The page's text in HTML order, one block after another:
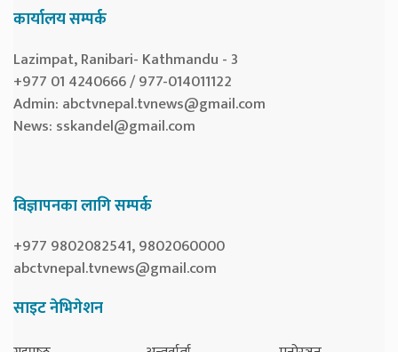
कार्यालय सम्पर्क
Lazimpat, Ranibari- Kathmandu - 3
+977 01 4240666 / 977-014011122
Admin: abctvnepal.tvnews@gmail.com
News: sskandel@gmail.com
विज्ञापनका लागि सम्पर्क
+977 9802082541, 9802060000
abctvnepal.tvnews@gmail.com
साइट नेभिगेशन